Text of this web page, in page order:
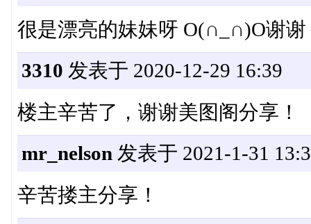
很是漂亮的妹妹呀 O(∩_∩)O谢谢
3310 发表于 2020-12-29 16:39
楼主辛苦了，谢谢美图阁分享！
mr_nelson 发表于 2021-1-31
辛苦搂主分享！